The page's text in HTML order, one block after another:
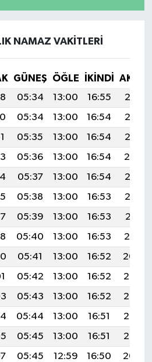
NAMAZ VAKITLERI
GÜNEŞ ÖĞLE İKINDI
05:34 13:00 16:55
20:17
05:34 13:00 16:54
20:16
05:35 13:00 16:54
20:15
05:36 13:00 16:54
20:14
05:37 13:00 16:54
20:13
05:38 13:00 16:53
20:12
05:39 13:00 16:53
20:11
05:40 13:00 16:53
20:10
05:41 13:00 16:52
20:09
05:42 13:00 16:52
20:08
05:43 13:00 16:52
20:07
05:44 13:00 16:51
20:06
05:45 13:00 16:51
20:05
05:45 12:59 16:50
20:04